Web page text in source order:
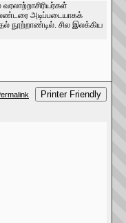
அடிப்படையாகக்
நூற்றாண்டில். சில இலக்கிய
Printer Friendly